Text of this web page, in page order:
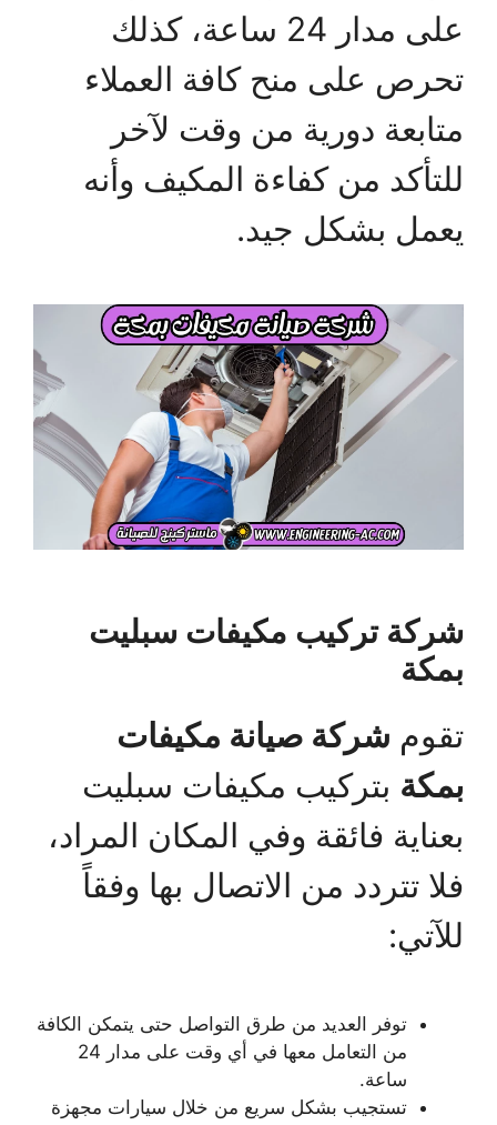
على مدار 24 ساعة، كذلك
تحرص على منح كافة العملاء
متابعة دورية من وقت لآخر
للتأكد من كفاءة المكيف وأنه
يعمل بشكل جيد.
شركة تركيب مكيفات سبليت
بمكة
تقوم شركة صيانة مكيفات
بمكة بتركيب مكيفات سبليت
بعناية فائقة وفي المكان المراد،
فلا تتردد من الاتصال بها وفقاً
للآتي:
توفر العديد من طرق التواصل حتى يتمكن الكافة
من التعامل معها في أي وقت على مدار 24
ساعة.
تستجيب بشكل سريع من خلال سيارات مجهزة